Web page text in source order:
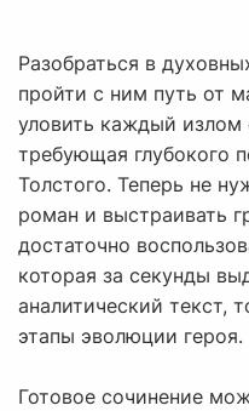
Разобраться в
пройти с ним путь от
уловить каждый
требующая глубокого
Толстого. Теперь не
роман и выстраивать
достаточно
которая за секунды
аналитический текст,
этапы эволюции героя.
Готовое сочинение